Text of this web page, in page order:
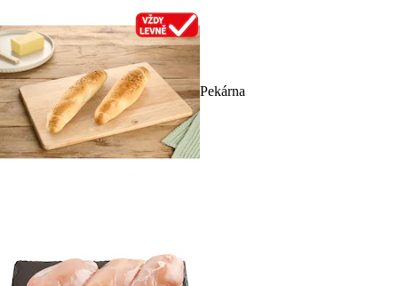
Pekárna